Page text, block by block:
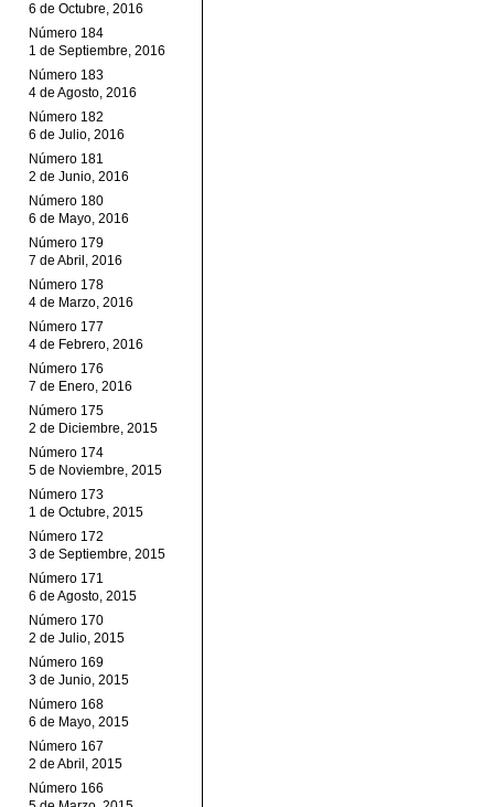
6 de Octubre, 2016
Número 184
1 de Septiembre, 2016
Número 183
4 de Agosto, 2016
Número 182
6 de Julio, 2016
Número 181
2 de Junio, 2016
Número 180
6 de Mayo, 2016
Número 179
7 de Abril, 2016
Número 178
4 de Marzo, 2016
Número 177
4 de Febrero, 2016
Número 176
7 de Enero, 2016
Número 175
2 de Diciembre, 2015
Número 174
5 de Noviembre, 2015
Número 173
1 de Octubre, 2015
Número 172
3 de Septiembre, 2015
Número 171
6 de Agosto, 2015
Número 170
2 de Julio, 2015
Número 169
3 de Junio, 2015
Número 168
6 de Mayo, 2015
Número 167
2 de Abril, 2015
Número 166